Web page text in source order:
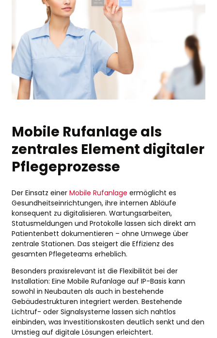
Mobile Rufanlage als
zentrales Element digitaler
Pflegeprozesse
Der Einsatz einer Mobile Rufanlage ermöglicht es
Gesundheitseinrichtungen, ihre internen Abläufe
konsequent zu digitalisieren. Wartungsarbeiten,
Statusmeldungen und Protokolle lassen sich direkt am
Patientenbett dokumentieren – ohne Umwege über
zentrale Stationen. Das steigert die Effizienz des
gesamten Pflegeteams erheblich.
Besonders praxisrelevant ist die Flexibilität bei der
Installation: Eine Mobile Rufanlage auf IP-Basis kann
sowohl in Neubauten als auch in bestehende
Gebäudestrukturen integriert werden. Bestehende
Lichtruf- oder Signalsysteme lassen sich nahtlos
einbinden, was Investitionskosten deutlich senkt und den
Umstieg auf digitale Lösungen erleichtert.